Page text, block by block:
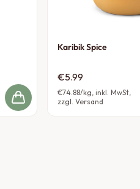
Karibik Spice
€5.99
€74.88/kg, inkl. MwSt,
zzgl. Versand